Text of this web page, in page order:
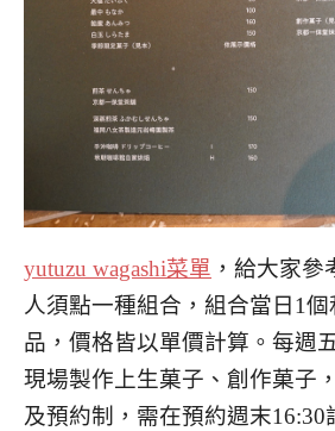
yutuzu wagashi菜單 ，給大家
人須點一種組合，組合當日1
品，價格皆以單價計算。每週
現場製作上生菓子、創作菓子
及預約制，需在預約週末16:30